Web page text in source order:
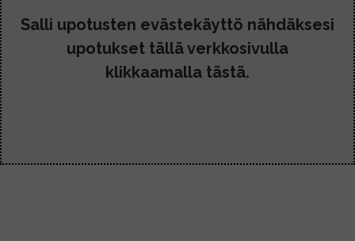
Salli upotusten evästekäyttö nähdäksesi
upotukset tällä verkkosivulla
klikkaamalla tästä.